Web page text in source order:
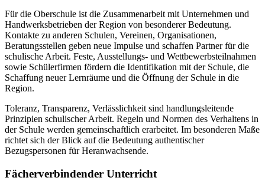
Für die Oberschule ist die Zusammenarbeit mit Unternehmen und
Handwerksbetrieben der Region von besonderer Bedeutung.
Kontakte zu anderen Schulen, Vereinen, Organisationen,
Beratungsstellen geben neue Impulse und schaffen Partner für die
schulische Arbeit. Feste, Ausstellungs- und Wettbewerbsteilnahmen
sowie Schülerfirmen fördern die Identifikation mit der Schule, die
Schaffung neuer Lernräume und die Öffnung der Schule in die
Region.
Toleranz, Transparenz, Verlässlichkeit sind handlungsleitende
Prinzipien schulischer Arbeit. Regeln und Normen des Verhaltens in
der Schule werden gemeinschaftlich erarbeitet. Im besonderen Maße
richtet sich der Blick auf die Bedeutung authentischer
Bezugspersonen für Heranwachsende.
Fächerverbindender Unterricht